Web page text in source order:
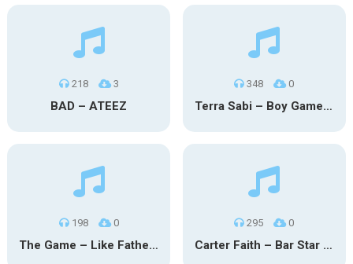
218 3
BAD – ATEEZ
348 0
Terra Sabi – Boy Game X Marcia Cruz
198 0
The Game – Like Father Like Daughter
295 0
Carter Faith – Bar Star Vevo